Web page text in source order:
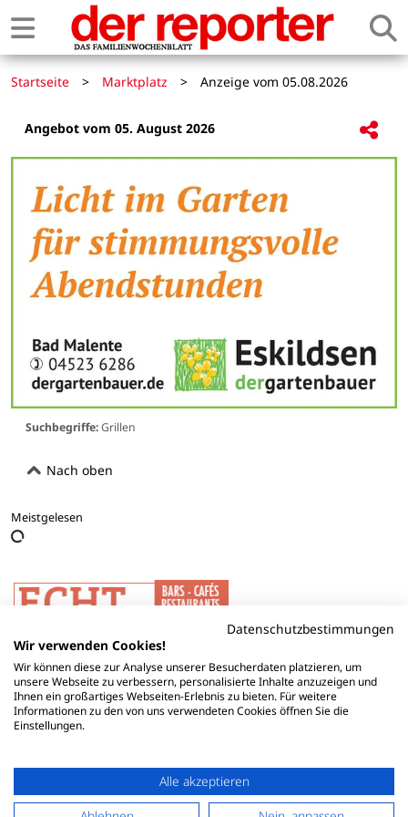
Startseite > Marktplatz > Anzeige vom 05.08.2026
Angebot vom 05. August 2026
Suchbegriffe:Grillen
Nach oben
Meistgelesen
Datenschutzbestimmungen
Wir verwenden Cookies!
Wir können diese zur Analyse unserer Besucherdaten platzieren, um
unsere Webseite zu verbessern, personalisierte Inhalte anzuzeigen und
Ihnen ein großartiges Webseiten-Erlebnis zu bieten. Für weitere
Informationen zu den von uns verwendeten Cookies öffnen Sie die
Einstellungen.
Alle akzeptieren